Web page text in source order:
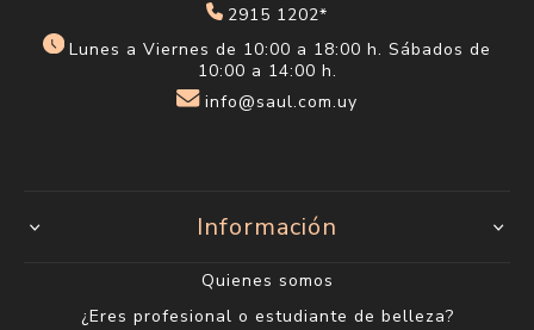
2915 1202*
Lunes a Viernes de 10:00 a 18:00 h. Sábados de
10:00 a 14:00 h.
info@saul.com.uy
Información
Quienes somos
¿Eres profesional o estudiante de belleza?